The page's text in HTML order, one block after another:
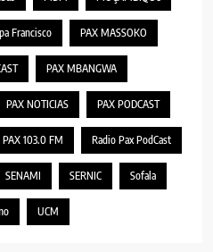
Francisco PAX MASSOKO
PAX MBANGWA
PAX NOTICIAS PAX PODCAST
PAX 103.0 FM Radio Pax PodCast
SENAMI SERNIC Sofala
UCM